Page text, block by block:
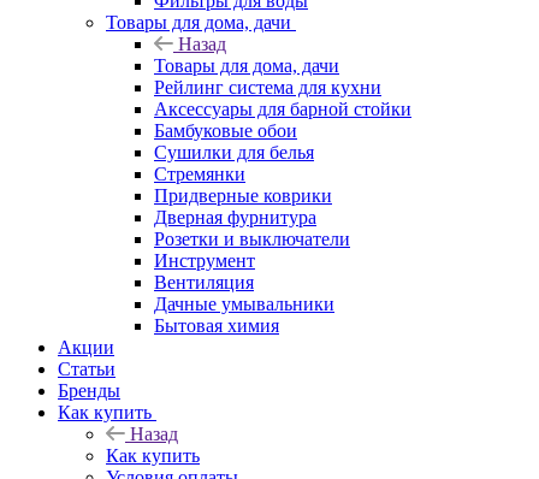
Товары для дома, дачи
Назад
Товары для дома, дачи
Рейлинг система для кухни
Аксессуары для барной стойки
Бамбуковые обои
Сушилки для белья
Стремянки
Придверные коврики
Дверная фурнитура
Розетки и выключатели
Инструмент
Вентиляция
Дачные умывальники
Бытовая химия
Акции
Статьи
Бренды
Как купить
Назад
Как купить